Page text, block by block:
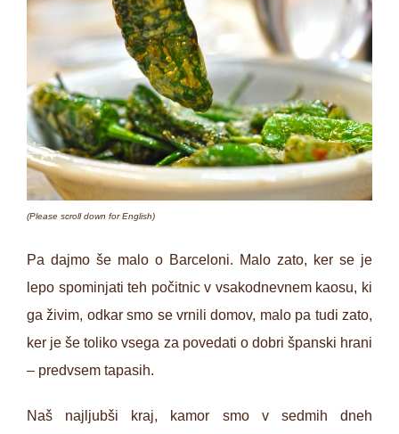
(Please scroll down for English)
Pa dajmo še malo o Barceloni. Malo zato, ker se je
lepo spominjati teh počitnic v vsakodnevnem kaosu, ki
ga živim, odkar smo se vrnili domov, malo pa tudi zato,
ker je še toliko vsega za povedati o dobri španski hrani
– predvsem tapasih.
Naš najljubši kraj, kamor smo v sedmih dneh